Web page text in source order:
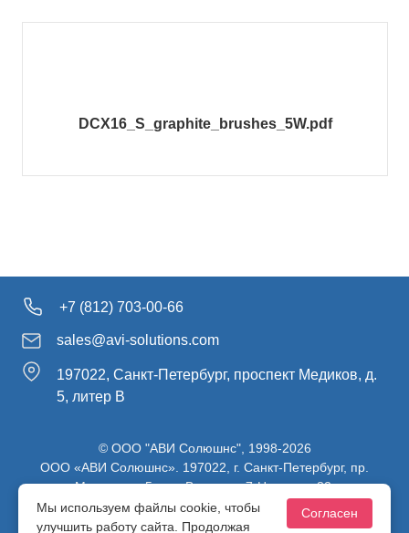
DCX16_S_graphite_brushes_5W.pdf
+7 (812) 703-00-66
sales@avi-solutions.com
197022, Санкт-Петербург, проспект Медиков, д.
5, литер В
© ООО "АВИ Солюшнс", 1998-2026
ООО «АВИ Солюшнс». 197022, г. Санкт-Петербург, пр.
Медиков, д.5, лит. В, ч. пом. 7-Н, ч. ком. 82.
ИНН 7813470830 / КПП 781301001 / ОГРН 1107847137980
Мы используем файлы cookie, чтобы
улучшить работу сайта. Продолжая
Согласен